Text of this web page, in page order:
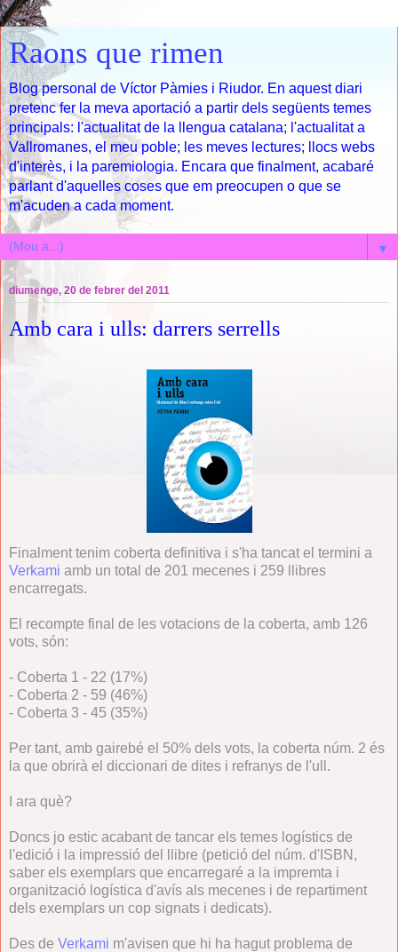
Raons que rimen
Blog personal de Víctor Pàmies i Riudor. En aquest diari
pretenc fer la meva aportació a partir dels següents temes
principals: l'actualitat de la llengua catalana; l'actualitat a
Vallromanes, el meu poble; les meves lectures; llocs webs
d'interès, i la paremiologia. Encara que finalment, acabaré
parlant d'aquelles coses que em preocupen o que se
m'acuden a cada moment.
▼
diumenge, 20 de febrer del 2011
Amb cara i ulls: darrers serrells
Finalment tenim coberta definitiva i s'ha tancat el termini a
Verkami amb un total de 201 mecenes i 259 llibres
encarregats.
El recompte final de les votacions de la coberta, amb 126
vots, són:
- Coberta 1 - 22 (17%)
- Coberta 2 - 59 (46%)
- Coberta 3 - 45 (35%)
Per tant, amb gairebé el 50% dels vots, la coberta núm. 2 és
la que obrirà el diccionari de dites i refranys de l'ull.
I ara què?
Doncs jo estic acabant de tancar els temes logístics de
l'edició i la impressió del llibre (petició del núm. d'ISBN,
saber els exemplars que encarregaré a la impremta i
organització logística d'avís als mecenes i de repartiment
dels exemplars un cop signats i dedicats).
Des de Verkami m'avisen que hi ha hagut problema de